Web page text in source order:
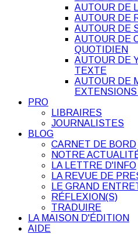
AUTOUR DE
AUTOUR DE
AUTOUR DE
AUTOUR DE
QUOTIDIEN
AUTOUR DE
TEXTE
AUTOUR DE
PRO
LIBRAIRES
JOURNALISTES
BLOG
CARNET DE BORD
NOTRE
LA LETTRE D'INFO
LA REVUE DE
LE GRAND
RÉFLEXION(S)
TRADUIRE
LA MAISON D'ÉDITION
AIDE